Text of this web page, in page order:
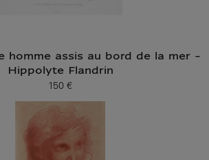
homme assis au bord de la mer -
Hippolyte Flandrin
Prix ​​actuel
150 €